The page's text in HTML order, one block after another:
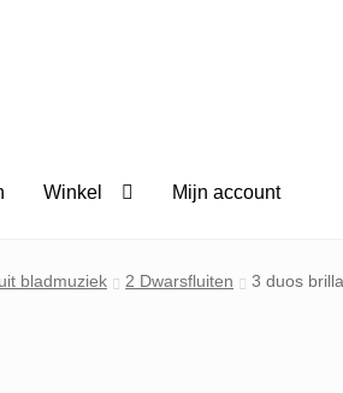
Winkel Mijn account
bladmuziek 2 Dwarsfluiten 3 duos